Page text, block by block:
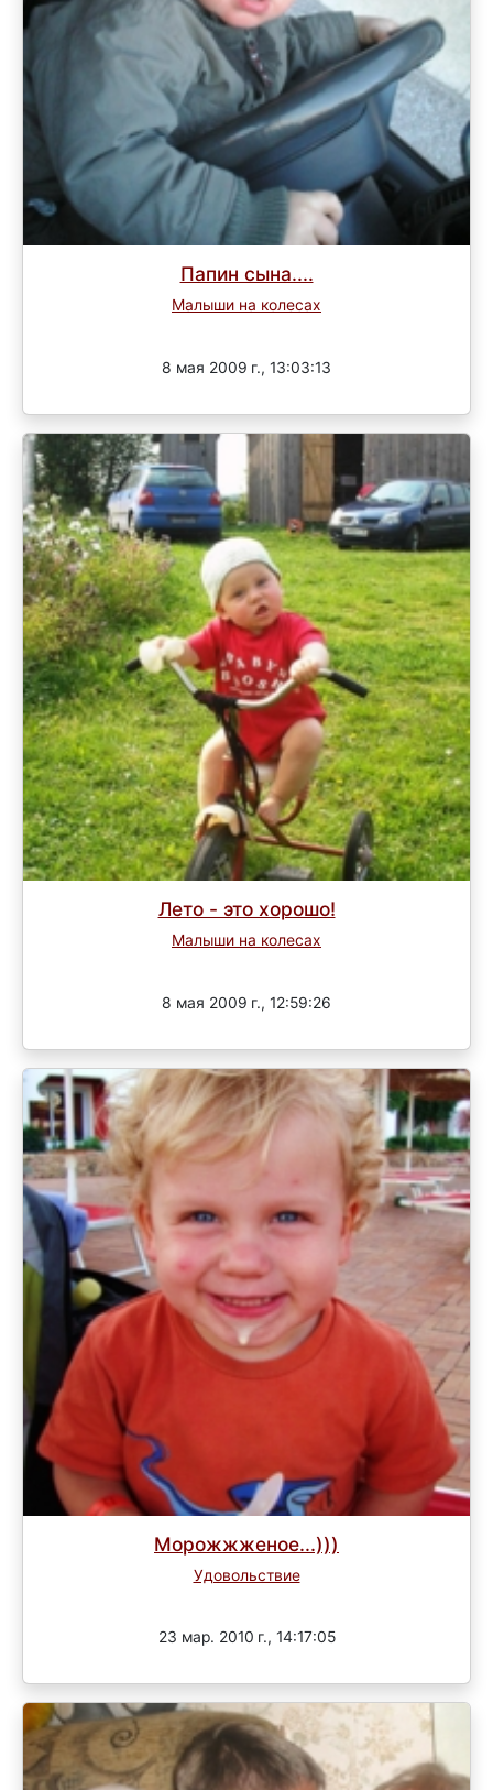
Папин сына....
Малыши на колесах
8 мая 2009 г., 13:03:13
Лето - это хорошо!
Малыши на колесах
8 мая 2009 г., 12:59:26
Морожжженое...)))
Удовольствие
23 мар. 2010 г., 14:17:05